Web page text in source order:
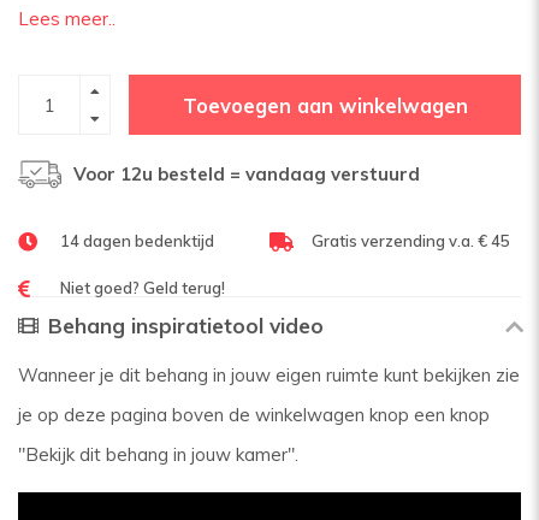
Lees meer..
Toevoegen aan winkelwagen
Voor 12u besteld = vandaag verstuurd
14 dagen bedenktijd Gratis verzending v.a. € 45
Niet goed? Geld terug!
Behang inspiratietool video
Wanneer je dit behang in jouw eigen ruimte kunt bekijken zie
je op deze pagina boven de winkelwagen knop een knop
"Bekijk dit behang in jouw kamer".